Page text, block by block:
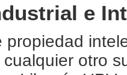
e
propiedad
otro